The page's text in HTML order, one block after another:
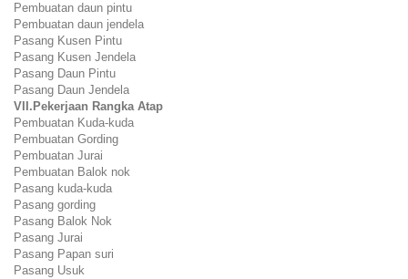
Pembuatan daun pintu
Pembuatan daun jendela
Pasang Kusen Pintu
Pasang Kusen Jendela
Pasang Daun Pintu
Pasang Daun Jendela
VII.Pekerjaan Rangka Atap
Pembuatan Kuda-kuda
Pembuatan Gording
Pembuatan Jurai
Pembuatan Balok nok
Pasang kuda-kuda
Pasang gording
Pasang Balok Nok
Pasang Jurai
Pasang Papan suri
Pasang Usuk